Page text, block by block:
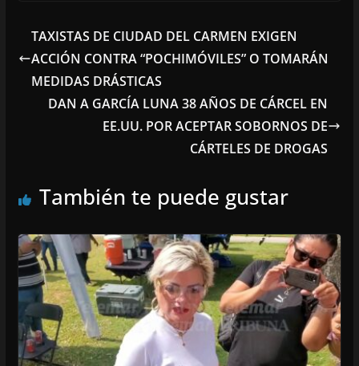
TAXISTAS DE CIUDAD DEL CARMEN EXIGEN
ACCIÓN CONTRA “POCHIMÓVILES” O TOMARÁN
MEDIDAS DRÁSTICAS
DAN A GARCÍA LUNA 38 AÑOS DE CÁRCEL EN
EE.UU. POR ACEPTAR SOBORNOS DE
CÁRTELES DE DROGAS
También te puede gustar